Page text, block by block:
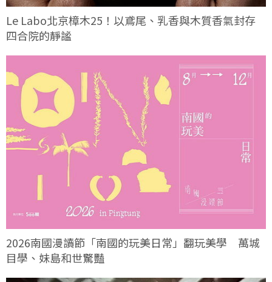
Le Labo北京樟木25！以鳶尾、乳香與木質香氣封存
四合院的靜謐
2026南國漫讀節「南國的玩美日常」翻玩美學 萬城
目學、妹島和世驚豔